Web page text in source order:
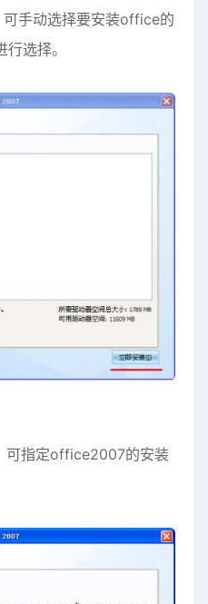
可手动选择要安装office的
选择。
可指定office2007的安装